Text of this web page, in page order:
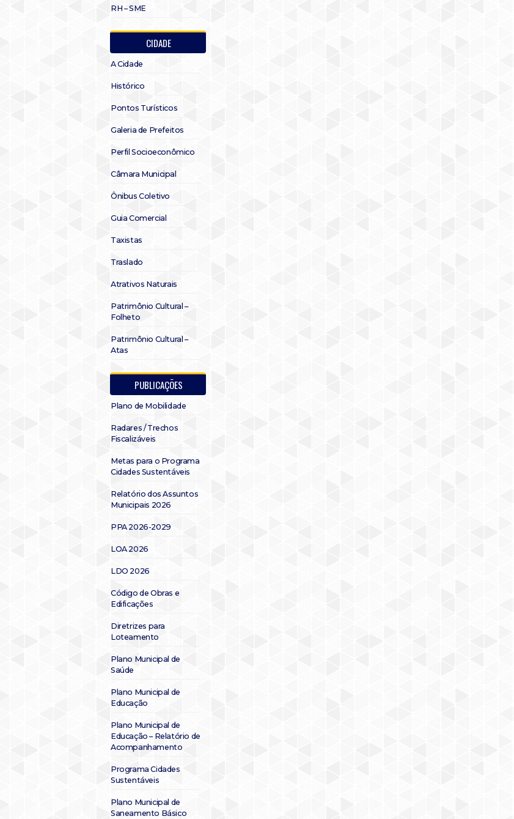
RH – SME
CIDADE
A Cidade
Histórico
Pontos Turísticos
Galeria de Prefeitos
Perfil Socioeconômico
Câmara Municipal
Ônibus Coletivo
Guia Comercial
Taxistas
Traslado
Atrativos Naturais
Patrimônio Cultural –
Folheto
Patrimônio Cultural –
Atas
PUBLICAÇÕES
Plano de Mobilidade
Radares / Trechos
Fiscalizáveis
Metas para o Programa
Cidades Sustentáveis
Relatório dos Assuntos
Municipais 2026
PPA 2026-2029
LOA 2026
LDO 2026
Código de Obras e
Edificações
Diretrizes para
Loteamento
Plano Municipal de
Saúde
Plano Municipal de
Educação
Plano Municipal de
Educação – Relatório de
Acompanhamento
Programa Cidades
Sustentáveis
Plano Municipal de
Saneamento Básico